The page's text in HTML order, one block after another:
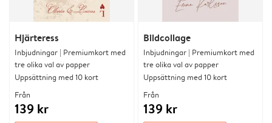
Hjärteress
Inbjudningar | Premiumkort med
tre olika val av papper
Uppsättning med 10 kort
Från
139 kr
Bildcollage
Inbjudningar | Premiumkort med
tre olika val av papper
Uppsättning med 10 kort
Från
139 kr